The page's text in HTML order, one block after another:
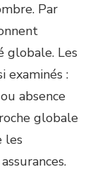
Par
globale. Les
examinés :
absence
globale
les